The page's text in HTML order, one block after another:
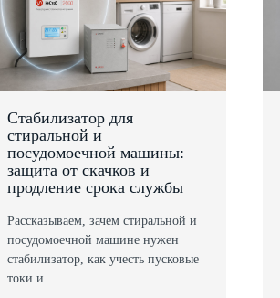
Стабилизатор для
стиральной и
посудомоечной машины:
защита от скачков и
продление срока службы
Рассказываем, зачем стиральной и
посудомоечной машине нужен
стабилизатор, как учесть пусковые
токи и ...